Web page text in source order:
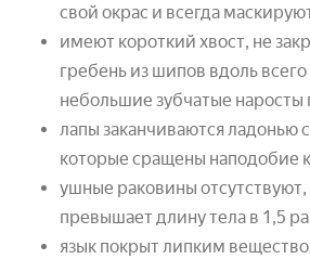
свой окрас и всегда
имеют короткий хвост, не
гребень из шипов вдоль
небольшие зубчатые наросты
лапы заканчиваются ладонью
которые сращены наподобие
ушные раковины отсутствуют,
превышает длину тела в 1,5
язык покрыт липким